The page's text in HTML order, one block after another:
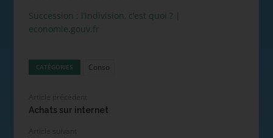
Succession : l’indivision, c’est quoi ? |
economie.gouv.fr
CATÉGORIES Conso
Achats sur internet